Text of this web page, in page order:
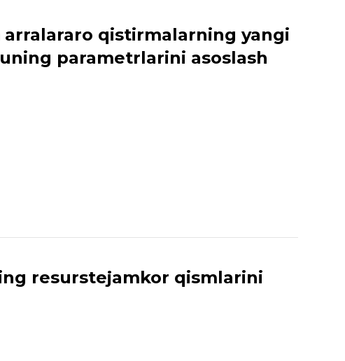
qistirmalarning yangi
parametrlarini asoslash
resurstejamkor qismlarini